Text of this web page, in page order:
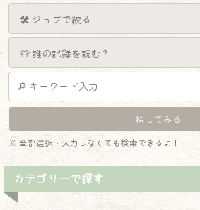
※ 全部選択・入力しなくても検索できるよ！
カテゴリーで探す